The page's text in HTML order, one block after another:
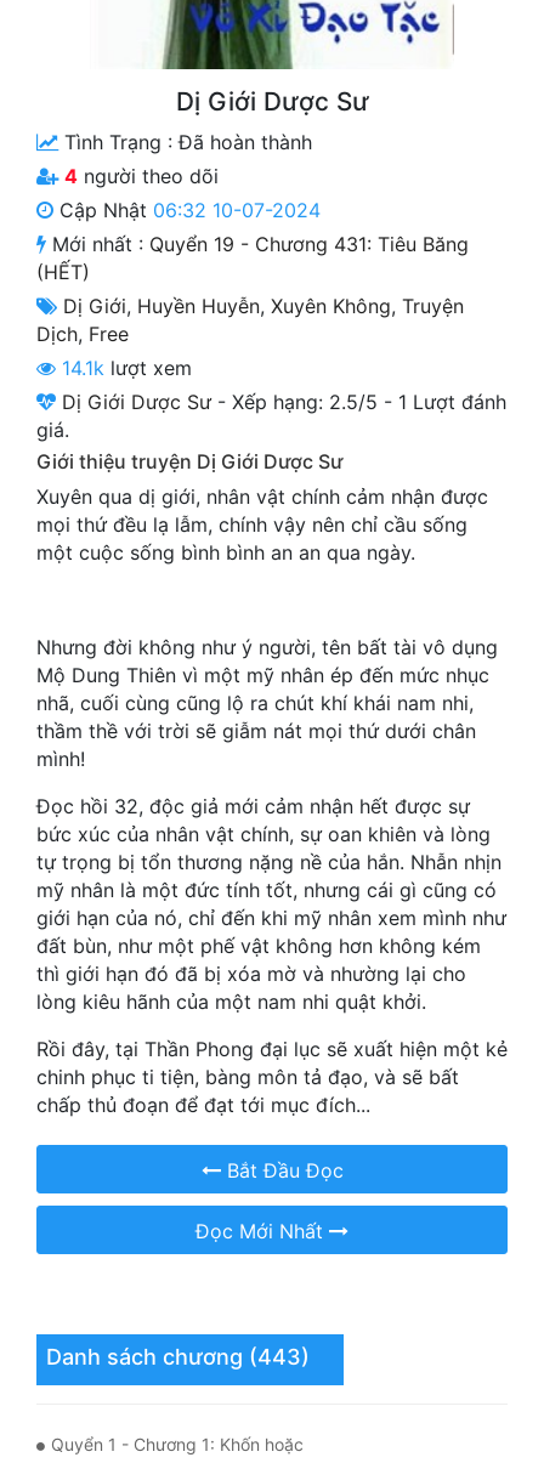
Xa Lộ Dịch
Cung Đấu
Cạnh Kỹ
Cổ Tiên Hiệp
Cổ Đại
Du Hí
Dã Sử
Dị Giới
Góc Nhìn Nam
Góc Nhìn Nữ
Huyền Huyễn
Huyền Nghi
Huyền Ảo
Hài Hước
Hệ Thống
Học Đường
Khoa Huyễn
Khoa Huyễn Không Gian
Kinh Dị
Kiếm Hiệp
Kỳ Huyễn
Linh Dị
Lịch Sử
Dị Giới Dược Sư
Tình Trạng :Đã hoàn thành
4 người theo dõi
Cập Nhật 06:32 10-07-2024
Mới nhất : Quyển 19 - Chương 431: Tiêu Băng
(HẾT)
Dị Giới, Huyền Huyễn, Xuyên Không, Truyện
Dịch, Free
14.1k lượt xem
Dị Giới Dược Sư - Xếp hạng: 2.5/5 - 1 Lượt đánh
giá.
Giới thiệu truyện Dị Giới Dược Sư
Xuyên qua dị giới, nhân vật chính cảm nhận được
mọi thứ đều lạ lẫm, chính vậy nên chỉ cầu sống
một cuộc sống bình bình an an qua ngày.
Nhưng đời không như ý người, tên bất tài vô dụng
Mộ Dung Thiên vì một mỹ nhân ép đến mức nhục
nhã, cuối cùng cũng lộ ra chút khí khái nam nhi,
thầm thề với trời sẽ giẫm nát mọi thứ dưới chân
mình!
Đọc hồi 32, độc giả mới cảm nhận hết được sự
bức xúc của nhân vật chính, sự oan khiên và lòng
tự trọng bị tổn thương nặng nề của hắn. Nhẫn nhịn
mỹ nhân là một đức tính tốt, nhưng cái gì cũng có
giới hạn của nó, chỉ đến khi mỹ nhân xem mình như
đất bùn, như một phế vật không hơn không kém
thì giới hạn đó đã bị xóa mờ và nhường lại cho
lòng kiêu hãnh của một nam nhi quật khởi.
Rồi đây, tại Thần Phong đại lục sẽ xuất hiện một kẻ
chinh phục ti tiện, bàng môn tả đạo, và sẽ bất
chấp thủ đoạn để đạt tới mục đích...
Bắt Đầu Đọc
Đọc Mới Nhất
Danh sách chương (443)
Quyển 1 - Chương 1: Khốn hoặc